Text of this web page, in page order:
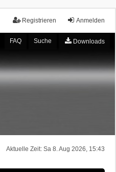
Anmelden
Registrieren
FAQ Suche Downloads
Aktuelle Zeit: Sa 8. Aug 2026, 15:43